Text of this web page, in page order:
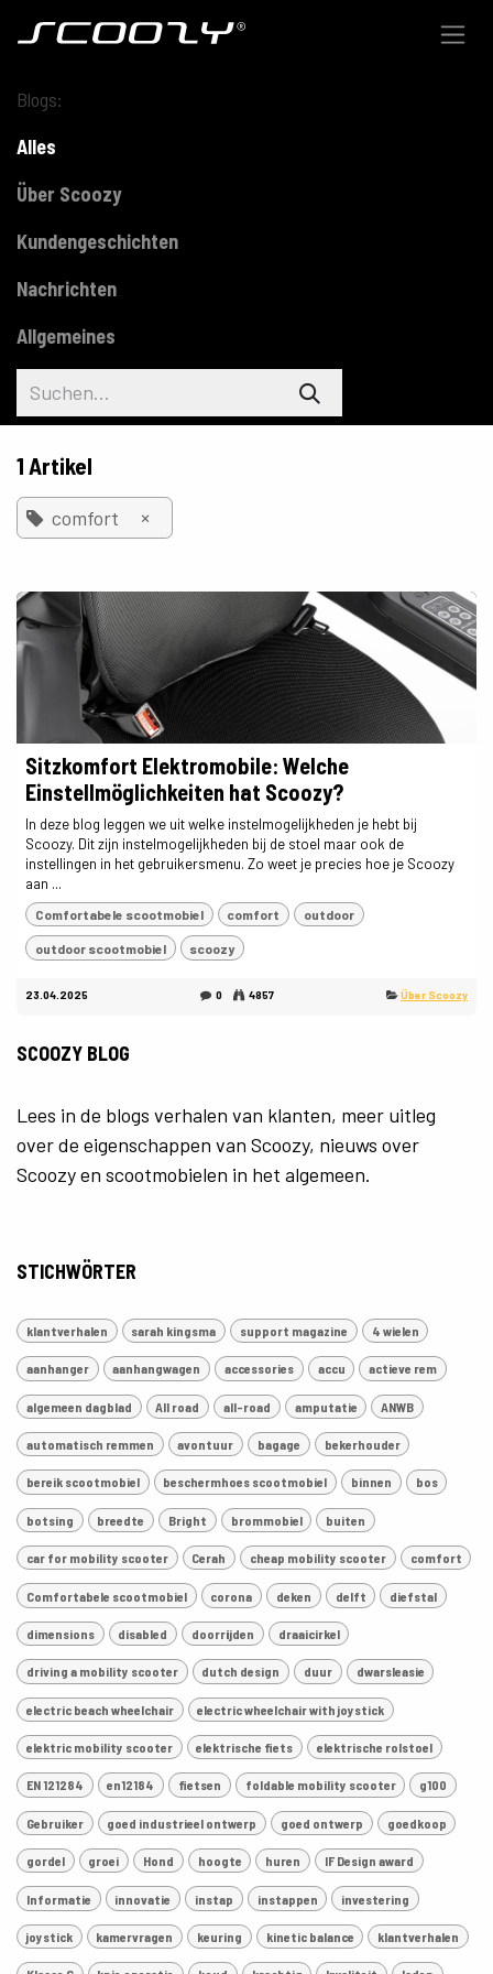
Blogs:
Alles
Über Scoozy
Kundengeschichten
Nachrichten
Allgemeines
1 Artikel
comfort ×
Sitzkomfort Elektromobile: Welche
Einstellmöglichkeiten hat Scoozy?
In deze blog leggen we uit welke instelmogelijkheden je hebt bij
Scoozy. Dit zijn instelmogelijkheden bij de stoel maar ook de
instellingen in het gebruikersmenu. Zo weet je precies hoe je Scoozy
aan ...
Comfortabele scootmobiel comfort outdoor
outdoor scootmobiel scoozy
23.04.2025 0 4857 Über Scoozy
SCOOZY BLOG
Lees in de blogs verhalen van klanten, meer uitleg
over de eigenschappen van Scoozy, nieuws over
Scoozy en scootmobielen in het algemeen.
STICHWÖRTER
klantverhalen sarah kingsma support magazine 4 wielen
aanhanger aanhangwagen accessories accu actieve rem
algemeen dagblad All road all-road amputatie ANWB
automatisch remmen avontuur bagage bekerhouder
bereik scootmobiel beschermhoes scootmobiel binnen bos
botsing breedte Bright brommobiel buiten
car for mobility scooter Cerah cheap mobility scooter comfort
Comfortabele scootmobiel corona deken delft diefstal
dimensions disabled doorrijden draaicirkel
driving a mobility scooter dutch design duur dwarsleasie
electric beach wheelchair electric wheelchair with joystick
elektric mobility scooter elektrische fiets elektrische rolstoel
EN 121284 en12184 fietsen foldable mobility scooter g100
Gebruiker goed industrieel ontwerp goed ontwerp goedkoop
gordel groei Hond hoogte huren IF Design award
Informatie innovatie instap instappen investering
joystick kamervragen keuring kinetic balance klantverhalen